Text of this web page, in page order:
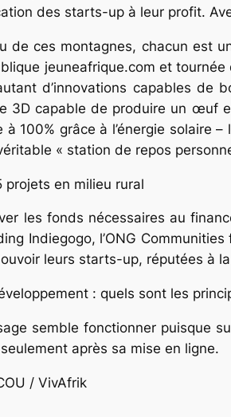
des starts-up à leur profit.
de ces montagnes, chacun est
jeuneafrique.com et
d’innovations capables de
3D capable de produire un œuf
à 100% grâce à l’énergie solaire
« station de repos
projets en milieu rural
les fonds nécessaires au
Indiegogo, l’ONG
leurs starts-up, réputées à
: quels sont les
semble fonctionner puisque
après sa mise en ligne.
/ VivAfrik